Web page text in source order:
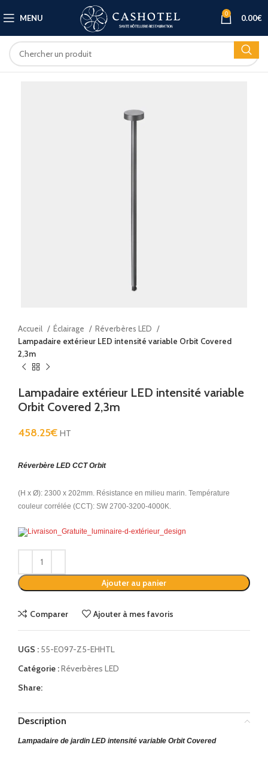
MENU 0 0.00€
Accueil Éclairage
Réverbères LED
Lampadaire extérieur LED intensité variable Orbit Covered
2,3m
Lampadaire extérieur LED intensité variable
Orbit Covered 2,3m
458.25€ HT
Réverbère LED CCT Orbit
(H x Ø): 2300 x 202mm. Résistance en milieu marin. Température
couleur corrélée (CCT): SW 2700-3200-4000K.
Ajouter au panier
Comparer Ajouter à mes favoris
UGS : 55-E097-Z5-EHHTL
Catégorie :Réverbères LED
Share:
Description
Lampadaire de jardin LED intensité variable Orbit Covered